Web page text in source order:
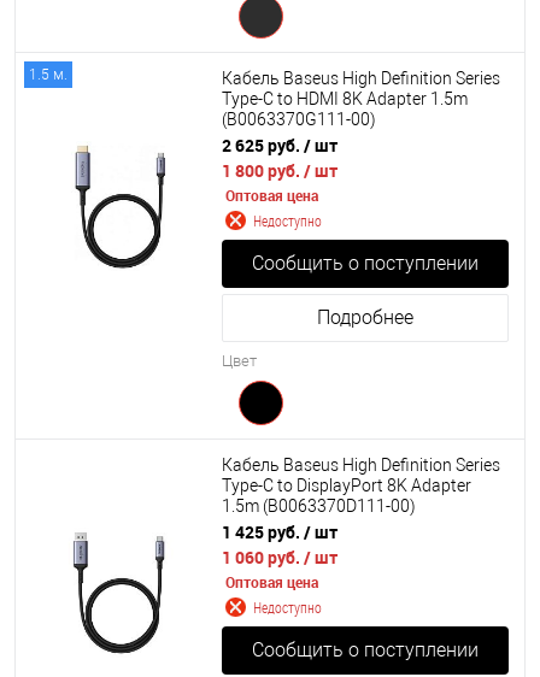
1.5 м.
Кабель Baseus High Definition Series
Type-C to HDMI 8K Adapter 1.5m
(B0063370G111-00)
2 625 руб. / шт
1 800 руб. / шт
Оптовая цена
Недоступно
Сообщить о поступлении
Подробнее
Цвет
Кабель Baseus High Definition Series
Type-C to DisplayPort 8K Adapter
1.5m (B0063370D111-00)
1 425 руб. / шт
1 060 руб. / шт
Оптовая цена
Недоступно
Сообщить о поступлении